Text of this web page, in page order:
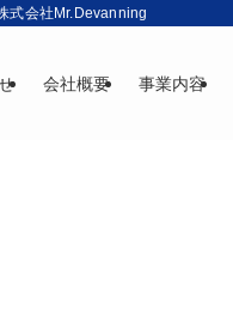
式会社Mr.Devanning
会社概要 事業内容